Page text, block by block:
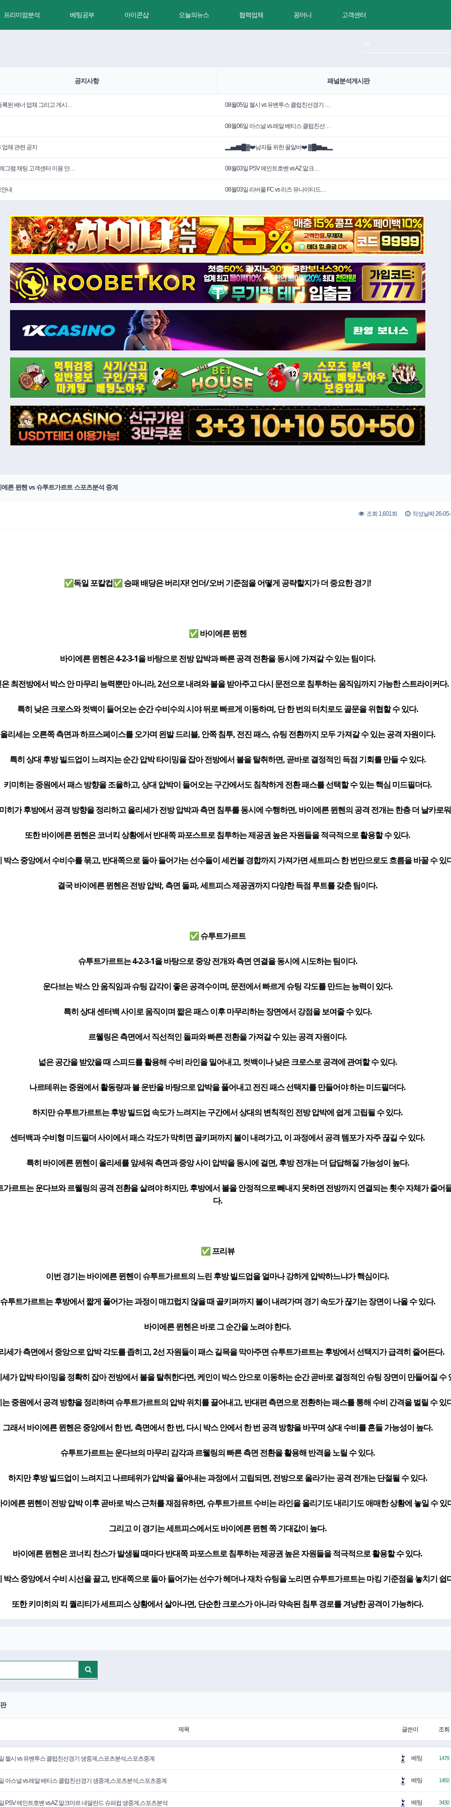
프리미엄분석 베팅공부 아이콘샵 오늘의뉴스 협력업체 꽁머니 고객센터
공지사항 패널분석게시판
록된 배너 업체 그리고 게시…
체 관련 공지
그램 채팅 고객센터 이용 안…
내
08월05일 첼시 vs 유벤투스 클럽친선경기 …
08월06일 아스널 vs 레알 베티스 클럽친선…
▂▅▇█▓❤️남자들 위한 꿀알바❤️ ▓█▇▅▂
08월03일 PSV 에인트호벤 vs AZ 알크…
08월03일 리버풀 FC vs 리즈 유나이티드…
른 뮌헨 vs 슈투트가르트 스포츠분석 중계
조회 1,601회 작성날짜 26-
✅독일 포칼컵✅ 승패 배당은 버리자! 언더/오버 기준점을 어떻게 공략할지가 더 중요한 경기!
✅ 바이에른 뮌헨
바이에른 뮌헨은 4-2-3-1을 바탕으로 전방 압박과 빠른 공격 전환을 동시에 가져갈 수 있는 팀이다.
최전방에서 박스 안 마무리 능력뿐만 아니라, 2선으로 내려와 볼을 받아주고 다시 문전으로 침투하는 움직임까지 가능한 스트라이커다.
특히 낮은 크로스와 컷백이 들어오는 순간 수비수의 시야 뒤로 빠르게 이동하며, 단 한 번의 터치로도 골문을 위협할 수 있다.
올리세는 오른쪽 측면과 하프스페이스를 오가며 왼발 드리블, 안쪽 침투, 전진 패스, 슈팅 전환까지 모두 가져갈 수 있는 공격 자원이다.
특히 상대 후방 빌드업이 느려지는 순간 압박 타이밍을 잡아 전방에서 볼을 탈취하면, 곧바로 결정적인 득점 기회를 만들 수 있다.
키미히는 중원에서 패스 방향을 조율하고, 상대 압박이 들어오는 구간에서도 침착하게 전환 패스를 선택할 수 있는 핵심 미드필더다.
히가 후방에서 공격 방향을 정리하고 올리세가 전방 압박과 측면 침투를 동시에 수행하면, 바이에른 뮌헨의 공격 전개는 한층 더 날카로
또한 바이에른 뮌헨은 코너킥 상황에서 반대쪽 파포스트로 침투하는 제공권 높은 자원들을 적극적으로 활용할 수 있다.
박스 중앙에서 수비수를 묶고, 반대쪽으로 돌아 들어가는 선수들이 세컨볼 경합까지 가져가면 세트피스 한 번만으로도 흐름을 바꿀 수 있
결국 바이에른 뮌헨은 전방 압박, 측면 돌파, 세트피스 제공권까지 다양한 득점 루트를 갖춘 팀이다.
✅ 슈투트가르트
슈투트가르트는 4-2-3-1을 바탕으로 중앙 전개와 측면 연결을 동시에 시도하는 팀이다.
운다브는 박스 안 움직임과 슈팅 감각이 좋은 공격수이며, 문전에서 빠르게 슈팅 각도를 만드는 능력이 있다.
특히 상대 센터백 사이로 움직이며 짧은 패스 이후 마무리하는 장면에서 강점을 보여줄 수 있다.
르웰링은 측면에서 직선적인 돌파와 빠른 전환을 가져갈 수 있는 공격 자원이다.
넓은 공간을 받았을 때 스피드를 활용해 수비 라인을 밀어내고, 컷백이나 낮은 크로스로 공격에 관여할 수 있다.
나르테위는 중원에서 활동량과 볼 운반을 바탕으로 압박을 풀어내고 전진 패스 선택지를 만들어야 하는 미드필더다.
하지만 슈투트가르트는 후방 빌드업 속도가 느려지는 구간에서 상대의 변칙적인 전방 압박에 쉽게 고립될 수 있다.
센터백과 수비형 미드필더 사이에서 패스 각도가 막히면 골키퍼까지 볼이 내려가고, 이 과정에서 공격 템포가 자주 끊길 수 있다.
특히 바이에른 뮌헨이 올리세를 앞세워 측면과 중앙 사이 압박을 동시에 걸면, 후방 전개는 더 답답해질 가능성이 높다.
가르트는 운다브와 르웰링의 공격 전환을 살려야 하지만, 후방에서 볼을 안정적으로 빼내지 못하면 전방까지 연결되는 횟수 자체가 줄어
다.
✅ 프리뷰
이번 경기는 바이에른 뮌헨이 슈투트가르트의 느린 후방 빌드업을 얼마나 강하게 압박하느냐가 핵심이다.
슈투트가르트는 후방에서 짧게 풀어가는 과정이 매끄럽지 않을 때 골키퍼까지 볼이 내려가며 경기 속도가 끊기는 장면이 나올 수 있다.
바이에른 뮌헨은 바로 그 순간을 노려야 한다.
세가 측면에서 중앙으로 압박 각도를 좁히고, 2선 자원들이 패스 길목을 막아주면 슈투트가르트는 후방에서 선택지가 급격히 줄어든다.
가 압박 타이밍을 정확히 잡아 전방에서 볼을 탈취한다면, 케인이 박스 안으로 이동하는 순간 곧바로 결정적인 슈팅 장면이 만들어질 수
중원에서 공격 방향을 정리하며 슈투트가르트의 압박 위치를 끌어내고, 반대편 측면으로 전환하는 패스를 통해 수비 간격을 벌릴 수 있
그래서 바이에른 뮌헨은 중앙에서 한 번, 측면에서 한 번, 다시 박스 안에서 한 번 공격 방향을 바꾸며 상대 수비를 흔들 가능성이 높다.
슈투트가르트는 운다브의 마무리 감각과 르웰링의 빠른 측면 전환을 활용해 반격을 노릴 수 있다.
하지만 후방 빌드업이 느려지고 나르테위가 압박을 풀어내는 과정에서 고립되면, 전방으로 올라가는 공격 전개는 단절될 수 있다.
이에른 뮌헨이 전방 압박 이후 곧바로 박스 근처를 재점유하면, 슈투트가르트 수비는 라인을 올리기도 내리기도 애매한 상황에 놓일 수 있
그리고 이 경기는 세트피스에서도 바이에른 뮌헨 쪽 기대값이 높다.
바이에른 뮌헨은 코너킥 찬스가 발생될 때마다 반대쪽 파포스트로 침투하는 제공권 높은 자원들을 적극적으로 활용할 수 있다.
박스 중앙에서 수비 시선을 끌고, 반대쪽으로 돌아 들어가는 선수가 헤더나 재차 슈팅을 노리면 슈투트가르트는 마킹 기준점을 놓치기 쉽
또한 키미히의 킥 퀄리티가 세트피스 상황에서 살아나면, 단순한 크로스가 아니라 약속된 침투 경로를 겨냥한 공격이 가능하다.
제목 글쓴이 조회
첼시 vs 유벤투스 클럽친선경기 생중계,스포츠분석,스포츠중계 베팅 1479
아스널 vs 레알 베티스 클럽친선경기 생중계,스포츠분석,스포츠중계 베팅 1450
PSV 에인트호벤 vs AZ 알크마르 네덜란드 슈퍼컵 생중계,스포츠분석 베팅 3430